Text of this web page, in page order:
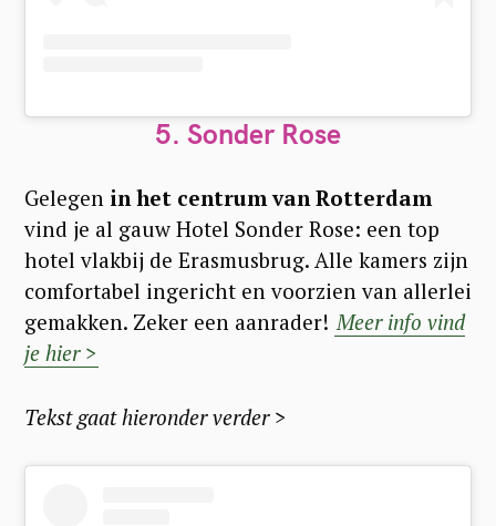
5. Sonder Rose
Gelegen in het centrum van Rotterdam
vind je al gauw Hotel Sonder Rose: een top
hotel vlakbij de Erasmusbrug. Alle kamers zijn
comfortabel ingericht en voorzien van allerlei
gemakken. Zeker een aanrader! Meer info vind
je hier >
Tekst gaat hieronder verder >